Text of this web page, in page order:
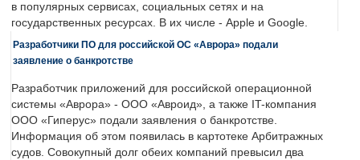
в популярных сервисах, социальных сетях и на
государственных ресурсах. В их числе - Apple и Google.
Разработчики ПО для российской ОС «Аврора» подали
заявление о банкротстве
Разработчик приложений для российской операционной
системы «Аврора» - ООО «Авроид», а также IT-компания
ООО «Гиперус» подали заявления о банкротстве.
Информация об этом появилась в картотеке Арбитражных
судов. Совокупный долг обеих компаний превысил два